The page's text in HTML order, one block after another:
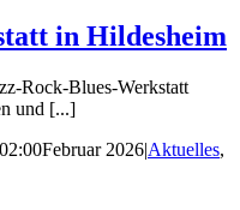
in Hildesheim
Rock-Blues-Werkstatt
und [...]
Februar 2026|Aktuelles,